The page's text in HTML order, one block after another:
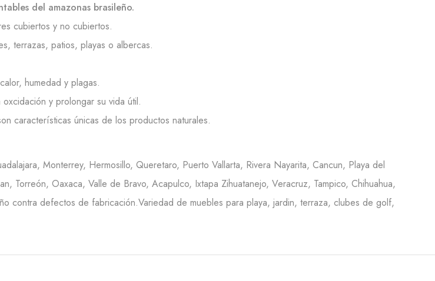
del amazonas brasileño.
cubiertos y no cubiertos.
terrazas, patios, playas o albercas.
humedad y plagas.
y prolongar su vida útil.
características únicas de los productos naturales.
Monterrey, Hermosillo, Queretaro, Puerto Vallarta, Rivera Nayarita, Cancun, Playa del
Torreón, Oaxaca, Valle de Bravo, Acapulco, Ixtapa Zihuatanejo, Veracruz, Tampico, Chihuahua,
contra defectos de fabricación.Variedad de muebles para playa, jardin, terraza, clubes de golf,